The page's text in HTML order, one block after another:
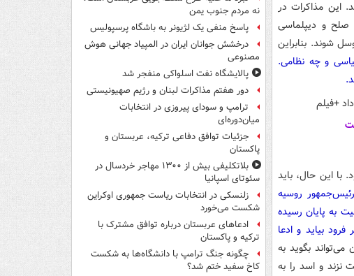
این مذاکرات در
صلح و دیپلماسی
شوند. بنابراین
و چه نظامی.
این حال، باید
رئیس‌جمهور روسیه
به پایان رسیده
بیاید و ادعا
می‌تواند بگوید به
نزند و اسد را به
نه مردم جنوب یمن
پاسخ منفی یک لژیونر به باشگاه پرسپولیس
درخشش جوانان ایران در المپیاد جهانی هوش
مصنوعی
پالایشگاه نفت اسلواکی منفجر شد
دور هفتم مذاکرات لبنان و رژیم صهیونیستی
ترامپ و سودای پیروزی در انتخابات
میان‌دوره‌ای
جزئیات توافق دفاعی ترکیه، عربستان و
پاکستان
بلاتکلیفی بیش از ۱۳۰۰ مهاجر خردسال در
سئوتای اسپانیا
زلنسکی در انتخابات ریاست جمهوری اوکراین
شکست می‌خورد
ادعاهای عربستان درباره توافق مشترک با
ترکیه و پاکستان
چگونه جنگ ترامپ با دانشگاه‌ها به شکست
کاخ سفید ختم شد؟